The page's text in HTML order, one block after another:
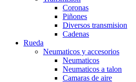
Coronas
Piñones
Diversos transmision
Cadenas
Rueda
Neumaticos y accesorios
Neumaticos
Neumaticos a talon
Camaras de aire